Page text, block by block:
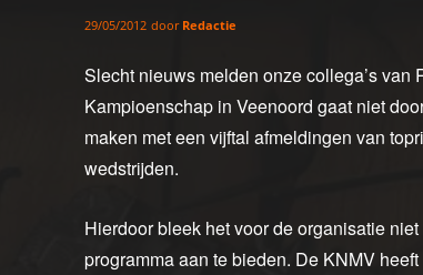
29/05/2012 door Redactie
Slecht nieuws melden onze collega’s
Kampioenschap in Veenoord gaat niet
maken met een vijftal afmeldingen van
wedstrijden.
Hierdoor bleek het voor de organisatie
programma aan te bieden. De KNMV